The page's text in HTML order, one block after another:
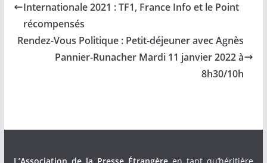
Internationale 2021 : TF1, France Info et le Point
récompensés
Rendez-Vous Politique : Petit-déjeuner avec Agnès
Pannier-Runacher Mardi 11 janvier 2022 à
8h30/10h